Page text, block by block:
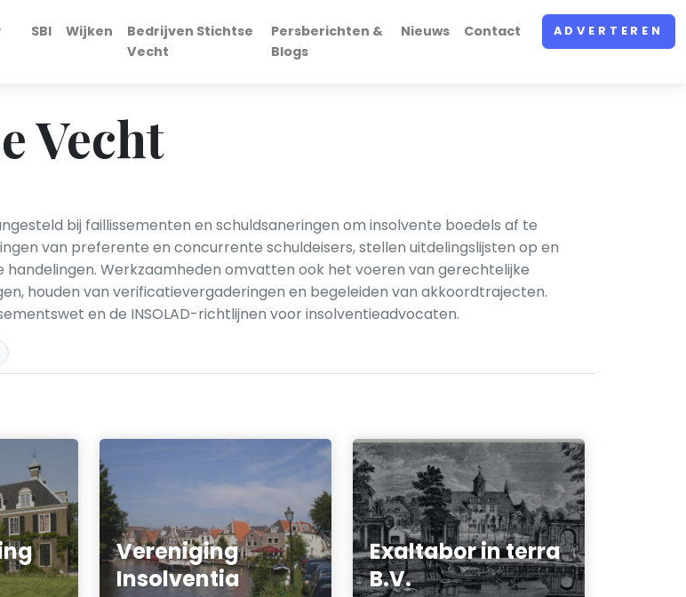
SBI Wijken
Bedrijven Stichtse
Vecht
Persberichten &
Blogs
Nieuws Contact ADVERTEREN
Vecht
bij faillissementen en schuldsaneringen om insolvente boedels af te
van preferente en concurrente schuldeisers, stellen uitdelingslijsten op en
Werkzaamheden omvatten ook het voeren van gerechtelijke
houden van verificatievergaderingen en begeleiden van akkoordtrajecten.
en de INSOLAD-richtlijnen voor insolventieadvocaten.
Vereniging
Insolventia
Exaltabor in terra
B.V.